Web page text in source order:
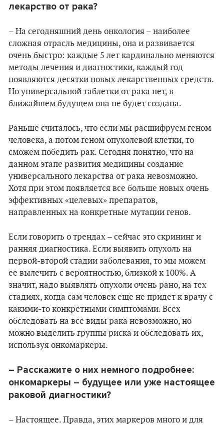
лекарство от рака?
– На сегодняшний день онкология – наиболее
сложная отрасль медицины, она и развивается
очень быстро: каждые 5 лет кардинально меняются
методы лечения и диагностики, каждый год
появляются десятки новых лекарственных средств.
Но универсальной таблетки от рака нет, в
ближайшем будущем она не будет создана.
Раньше считалось, что если мы расшифруем геном
человека, а потом геном опухолевой клетки, то
сможем победить рак. Сегодня понятно, что на
данном этапе развития медицины создание
универсального лекарства от рака невозможно.
Хотя при этом появляется все больше новых очень
эффективных «целевых» препаратов,
направленных на конкретные мутации генов.
Если говорить о трендах – сейчас это скрининг и
ранняя диагностика. Если выявить опухоль на
первой-второй стадии заболевания, то мы можем
ее вылечить с вероятностью, близкой к 100%. А
значит, надо выявлять опухоли очень рано, на тех
стадиях, когда сам человек еще не придет к врачу с
какими-то конкретными симптомами. Всех
обследовать на все виды рака невозможно, но
можно выделить группы риска и обследовать их,
используя онкомаркеры.
– Расскажите о них немного подробнее:
онкомаркеры – будущее или уже настоящее
раковой диагностики?
– Настоящее. Правда, этих маркеров много и для